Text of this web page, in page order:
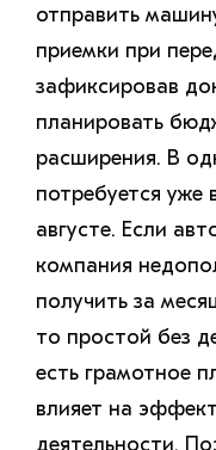
отправить
приемки при
зафиксировав
планировать
расширения. В
потребуется
августе. Если
компания
получить за
то простой без
есть грамотное
влияет на
деятельности.